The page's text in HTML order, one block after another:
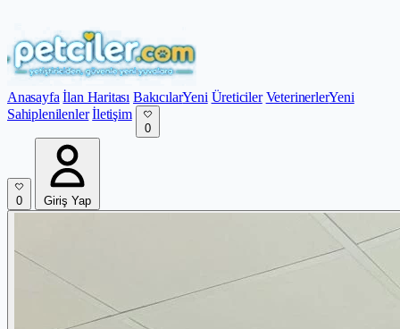
Anasayfa İlan Haritası BakıcılarYeni Üreticiler VeterinerlerYeni
Sahiplenilenler İletişim
0
0 Giriş Yap